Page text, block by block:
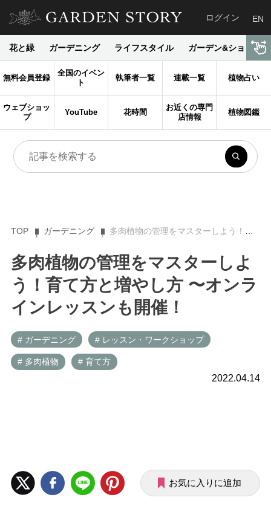
ログイン EN
花と緑 ガーデニング ライフスタイル ガーデン&ショップ
無料会員登録
全国のイベン
ト
執筆者一覧 連載一覧 植物占い
ウェブショッ
プ
YouTube 花時間
お近くの専門
店情報
植物図鑑
TOP ガーデニング 多肉植物の管理をマスターしよう！育て方と増やし方 〜オンラインレッスンも開催！
多肉植物の管理をマスターしよ
う！育て方と増やし方 〜オンラ
インレッスンも開催！
# ガーデニング # レッスン・ワークショップ
# 多肉植物 # 育て方
2022.04.14
お気に入りに追加